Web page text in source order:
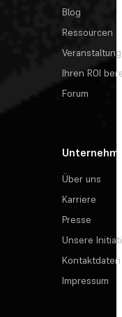
Blog
Ressourcen
Ihren ROI
Forum
Über uns
Karriere
Presse
Unsere
Kontaktdaten
Impressum